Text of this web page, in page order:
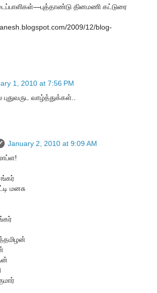
தினமணி கட்டுரை
2009/12/blog-
1, 2010 at 7:56 PM
வாழ்த்துக்கள்..
January 2, 2010 at 9:09 AM
மனசு